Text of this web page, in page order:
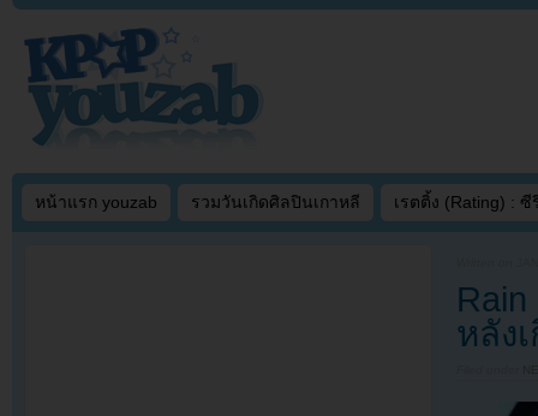
หน้าแรก youzab รวมวันเกิดศิลปินเกาหลี เรตติ้ง (Rating) : ซี
หลัง